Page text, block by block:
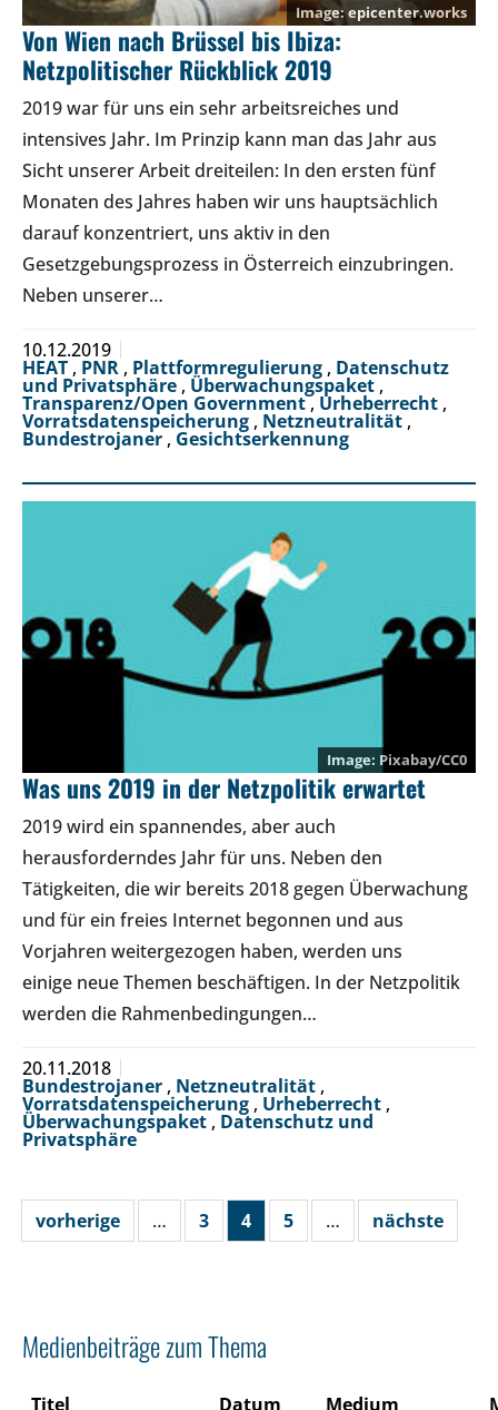
epicenter.works
Von Wien nach Brüssel bis Ibiza:
Netzpolitischer Rückblick 2019
2019 war für uns ein sehr arbeitsreiches und
intensives Jahr. Im Prinzip kann man das Jahr aus
Sicht unserer Arbeit dreiteilen: In den ersten fünf
Monaten des Jahres haben wir uns hauptsächlich
darauf konzentriert, uns aktiv in den
Gesetzgebungsprozess in Österreich einzubringen.
Neben unserer…
10.12.2019
HEAT , PNR, Plattformregulierung , Datenschutz
und Privatsphäre , Überwachungspaket ,
Transparenz/Open Government, Urheberrecht ,
Vorratsdatenspeicherung , Netzneutralität ,
Bundestrojaner , Gesichtserkennung
Pixabay/CC0
Was uns 2019 in der Netzpolitik erwartet
2019 wird ein spannendes, aber auch
herausforderndes Jahr für uns. Neben den
Tätigkeiten, die wir bereits 2018 gegen Überwachung
und für ein freies Internet begonnen und aus
Vorjahren weitergezogen haben, werden uns
einige neue Themen beschäftigen. In der Netzpolitik
werden die Rahmenbedingungen…
20.11.2018
Bundestrojaner , Netzneutralität ,
Vorratsdatenspeicherung , Urheberrecht ,
Überwachungspaket , Datenschutz und
Privatsphäre
vorherige … 3 4 5 … nächste
Medienbeiträge zum Thema
Titel Datum Medium